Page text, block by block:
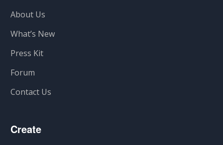
About Us
What’s New
Press Kit
Forum
Contact Us
Create